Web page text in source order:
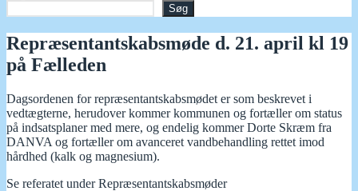
Søg
Repræsentantskabsmøde d. 21. april kl 19
på Fælleden
Dagsordenen for repræsentantskabsmødet er som beskrevet i
vedtægterne, herudover kommer kommunen og fortæller om status
på indsatsplaner med mere, og endelig kommer Dorte Skræm fra
DANVA og fortæller om avanceret vandbehandling rettet imod
hårdhed (kalk og magnesium).
Se referatet under Repræsentantskabsmøder